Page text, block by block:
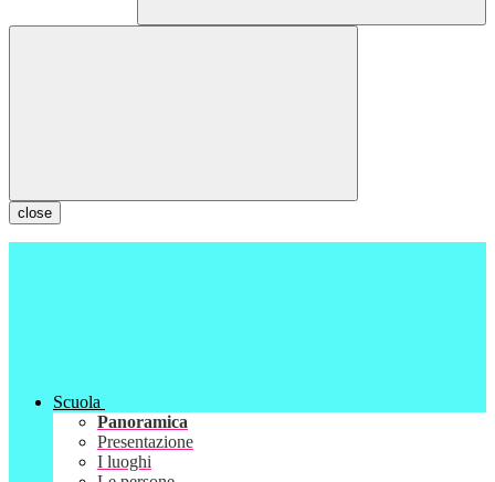
close
Scuola
Panoramica
Presentazione
I luoghi